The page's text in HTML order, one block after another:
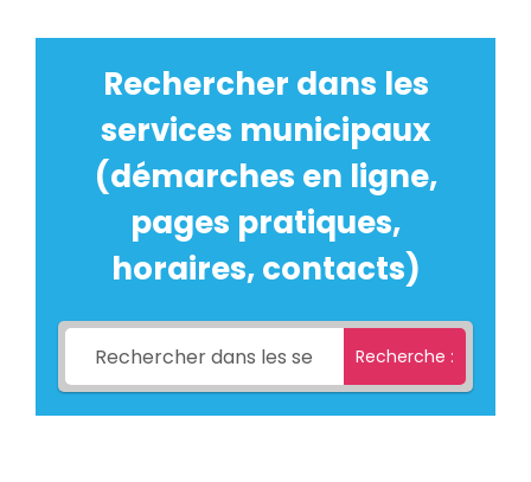
Rechercher dans les
services municipaux
(démarches en ligne,
pages pratiques,
horaires, contacts)
Recherche :